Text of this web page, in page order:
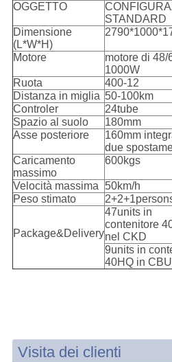
OGGETTO
STANDARD
Dimensione
(L*W*H)
Motore
motore di 48/
1000W
Ruota
400-12
Distanza in miglia 50-100km
Controler
24tube
Spazio al suolo
180mm
Asse posteriore
160mm
due
Caricamento
massimo
600kgs
Velocità massima 50km/h
Peso stimato
Package&Delivery
47units in
contenitore
nel CKD
9units in
40HQ in CBU
Visita dei clienti